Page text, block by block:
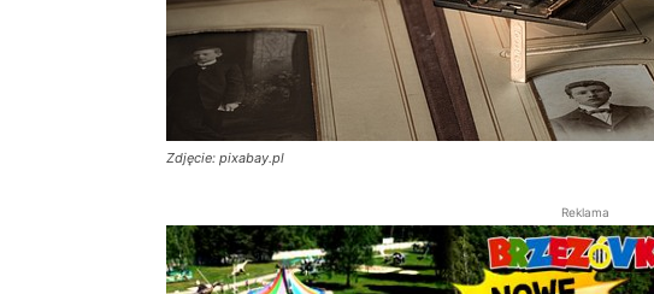
Zdjęcie: pixabay.pl
Reklama